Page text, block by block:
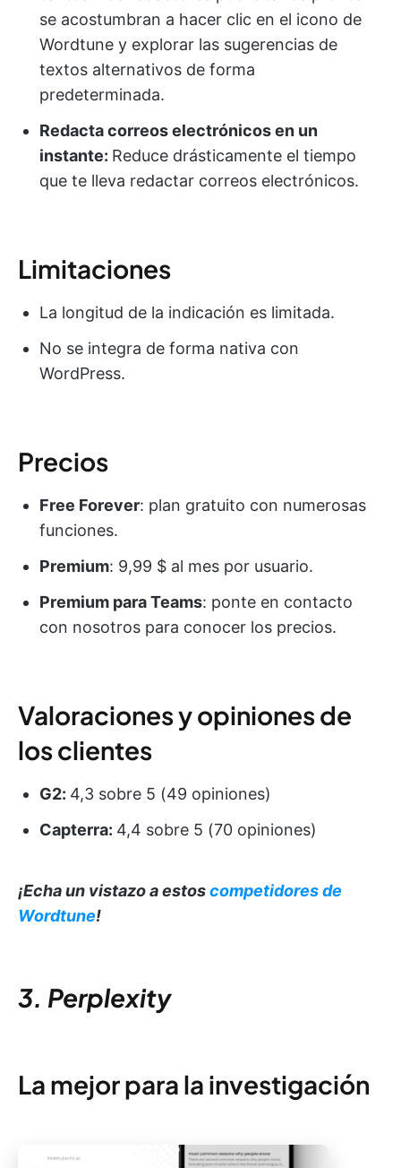
se acostumbran a hacer clic en el icono de
Wordtune y explorar las sugerencias de
textos alternativos de forma
predeterminada.
Redacta correos electrónicos en un
instante: Reduce drásticamente el tiempo
que te lleva redactar correos electrónicos.
Limitaciones
La longitud de la indicación es limitada.
No se integra de forma nativa con
WordPress.
Precios
Free Forever: plan gratuito con numerosas
funciones.
Premium: 9,99 $ al mes por usuario.
Premium para Teams: ponte en contacto
con nosotros para conocer los precios.
Valoraciones y opiniones de
los clientes
G2: 4,3 sobre 5 (49 opiniones)
Capterra: 4,4 sobre 5 (70 opiniones)
¡Echa un vistazo a estoscompetidores de
Wordtune!
3. Perplexity
La mejor para la investigación